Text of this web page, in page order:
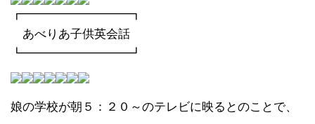
┏━━━━━━━━━┓
あべりあ子供英会話
┗━━━━━━━━━┛
娘の学校が朝５：２０～のテレビに映るとのことで、